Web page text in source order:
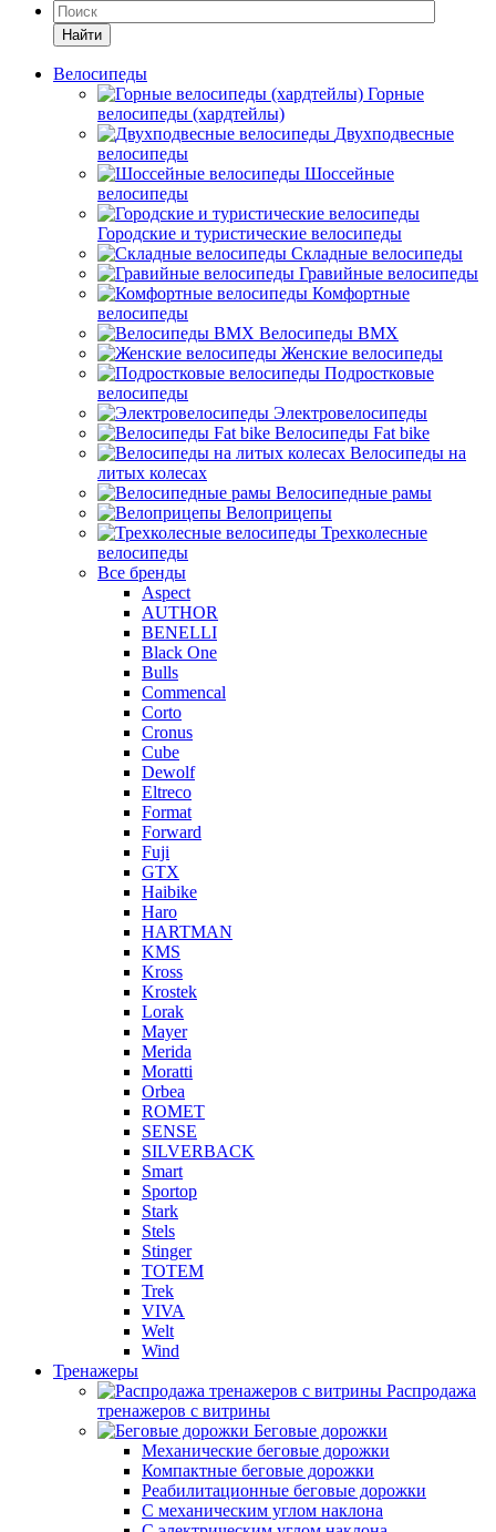
Найти
Велосипеды
Горные
велосипеды (хардтейлы)
Двухподвесные
велосипеды
Шоссейные
велосипеды
Городские и туристические велосипеды
Складные велосипеды
Гравийные велосипеды
Комфортные
велосипеды
Велосипеды BMX
Женские велосипеды
Подростковые
велосипеды
Электровелосипеды
Велосипеды Fat bike
Велосипеды на
литых колесах
Велосипедные рамы
Велоприцепы
Трехколесные
велосипеды
Все бренды
Aspect
AUTHOR
BENELLI
Black One
Bulls
Commencal
Corto
Cronus
Cube
Dewolf
Eltreco
Format
Forward
Fuji
GTX
Haibike
Haro
HARTMAN
KMS
Kross
Krostek
Lorak
Mayer
Merida
Moratti
Orbea
ROMET
SENSE
SILVERBACK
Smart
Sportop
Stark
Stels
Stinger
TOTEM
Trek
VIVA
Welt
Wind
Тренажеры
Распродажа
тренажеров с витрины
Беговые дорожки
Механические беговые дорожки
Компактные беговые дорожки
Реабилитационные беговые дорожки
С механическим углом наклона